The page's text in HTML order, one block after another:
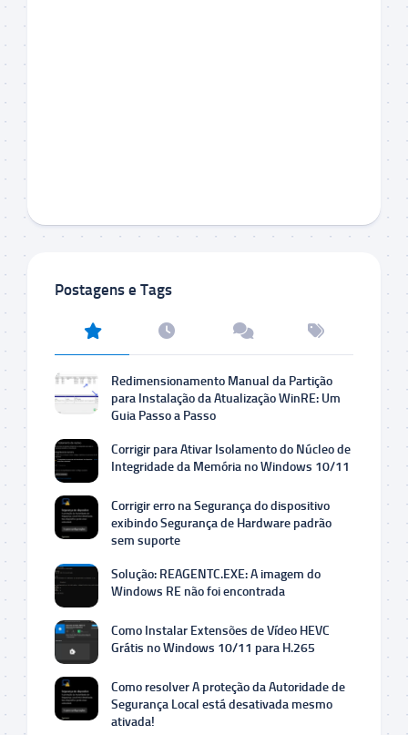
Postagens e Tags
Redimensionamento Manual da Partição
para Instalação da Atualização WinRE: Um
Guia Passo a Passo
Corrigir para Ativar Isolamento do Núcleo de
Integridade da Memória no Windows 10/11
Corrigir erro na Segurança do dispositivo
exibindo Segurança de Hardware padrão
sem suporte
Solução: REAGENTC.EXE: A imagem do
Windows RE não foi encontrada
Como Instalar Extensões de Vídeo HEVC
Grátis no Windows 10/11 para H.265
Como resolver A proteção da Autoridade de
Segurança Local está desativada mesmo
ativada!